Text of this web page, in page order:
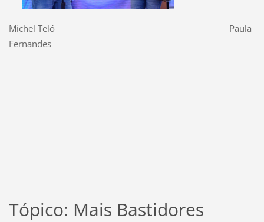
Michel Teló Paula
Fernandes
Tópico: Mais Bastidores